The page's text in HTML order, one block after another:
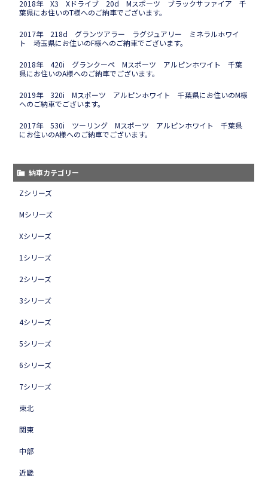
2018年 X3 Xドライブ 20d Mスポーツ ブラックサファイア 千
葉県にお住いのT様へのご納車でございます。
2017年 218d グランツアラー ラグジュアリー ミネラルホワイ
ト 埼玉県にお住いのF様へのご納車でございます。
2018年 420i グランクーペ Mスポーツ アルピンホワイト 千葉
県にお住いのA様へのご納車でございます。
2019年 320i Mスポーツ アルピンホワイト 千葉県にお住いのM様
へのご納車でございます。
2017年 530i ツーリング Mスポーツ アルピンホワイト 千葉県
にお住いのA様へのご納車でございます。
納車カテゴリー
Zシリーズ
Mシリーズ
Xシリーズ
1シリーズ
2シリーズ
3シリーズ
4シリーズ
5シリーズ
6シリーズ
7シリーズ
東北
関東
中部
近畿